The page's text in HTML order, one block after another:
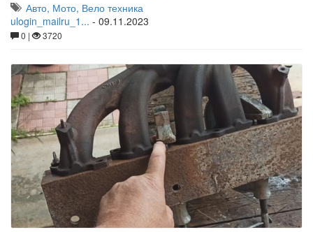
Авто, Мото, Вело техника
ulogin_mailru_1... - 09.11.2023
0 | 3720